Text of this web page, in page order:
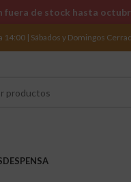
| Sábados y Domingos
DESPENSA
de stock hasta